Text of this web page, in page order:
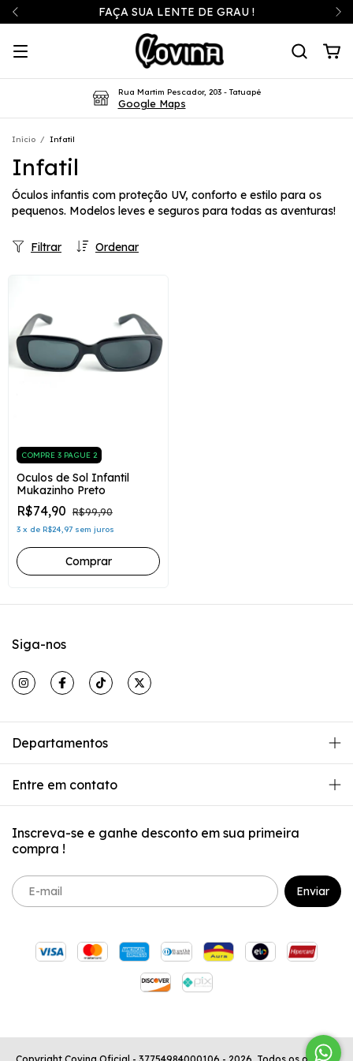
FAÇA SUA LENTE DE GRAU !
Rua Martim Pescador, 203 - Tatuapé
Google Maps
Início / Infatil
Infatil
Óculos infantis com proteção UV, conforto e estilo para os
pequenos. Modelos leves e seguros para todas as aventuras!
Ordenar
Filtrar
COMPRE 3 PAGUE 2
Oculos de Sol Infantil
Mukazinho Preto
R$74,90 R$99,90
3 x de R$24,97 sem juros
Siga-nos
Departamentos
Entre em contato
Inscreva-se e ganhe desconto em sua primeira
compra !